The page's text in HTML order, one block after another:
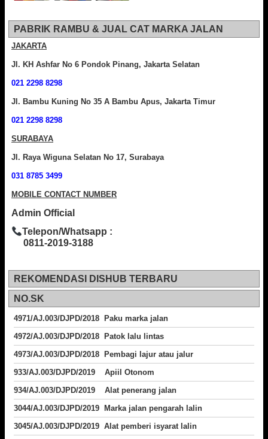
PABRIK RAMBU & JUAL CAT MARKA JALAN
JAKARTA
Jl. KH Ashfar No 6 Pondok Pinang, Jakarta Selatan
021 2298 8298
Jl. Bambu Kuning No 35 A Bambu Apus, Jakarta Timur
021 2298 8298
SURABAYA
Jl. Raya Wiguna Selatan No 17, Surabaya
031 8785 3499
MOBILE CONTACT NUMBER
Admin Official
Telepon/Whatsapp :
0811-2019-3188
REKOMENDASI DISHUB TERBARU
NO.SK
4971/AJ.003/DJPD/2018 Paku marka jalan
4972/AJ.003/DJPD/2018 Patok lalu lintas
4973/AJ.003/DJPD/2018
Pembagi lajur atau jalur
933/AJ.003/DJPD/2019 Apiil Otonom
934/AJ.003/DJPD/2019 Alat penerang jalan
3044/AJ.003/DJPD/2019 Marka jalan pengarah lalin
3045/AJ.003/DJPD/2019 Alat pemberi isyarat lalin